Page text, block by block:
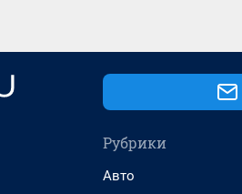
Рубрики
Авто